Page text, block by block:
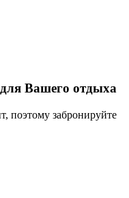
Вашего отдыха
поэтому забронируйте